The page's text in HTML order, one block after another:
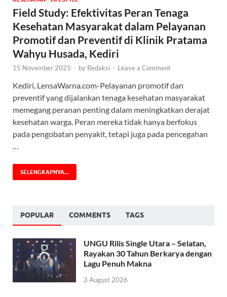
Field Study: Efektivitas Peran Tenaga
Kesehatan Masyarakat dalam Pelayanan
Promotif dan Preventif di Klinik Pratama
Wahyu Husada, Kediri
15 November 2025 - by Redaksi - Leave a Comment
Kediri, LensaWarna.com-Pelayanan promotif dan
preventif yang dijalankan tenaga kesehatan masyarakat
memegang peranan penting dalam meningkatkan derajat
kesehatan warga. Peran mereka tidak hanya berfokus
pada pengobatan penyakit, tetapi juga pada pencegahan
…
SELENGKAPNYA...
POPULAR COMMENTS TAGS
UNGU Rilis Single Utara – Selatan,
Rayakan 30 Tahun Berkarya dengan
Lagu Penuh Makna
3 August 2026